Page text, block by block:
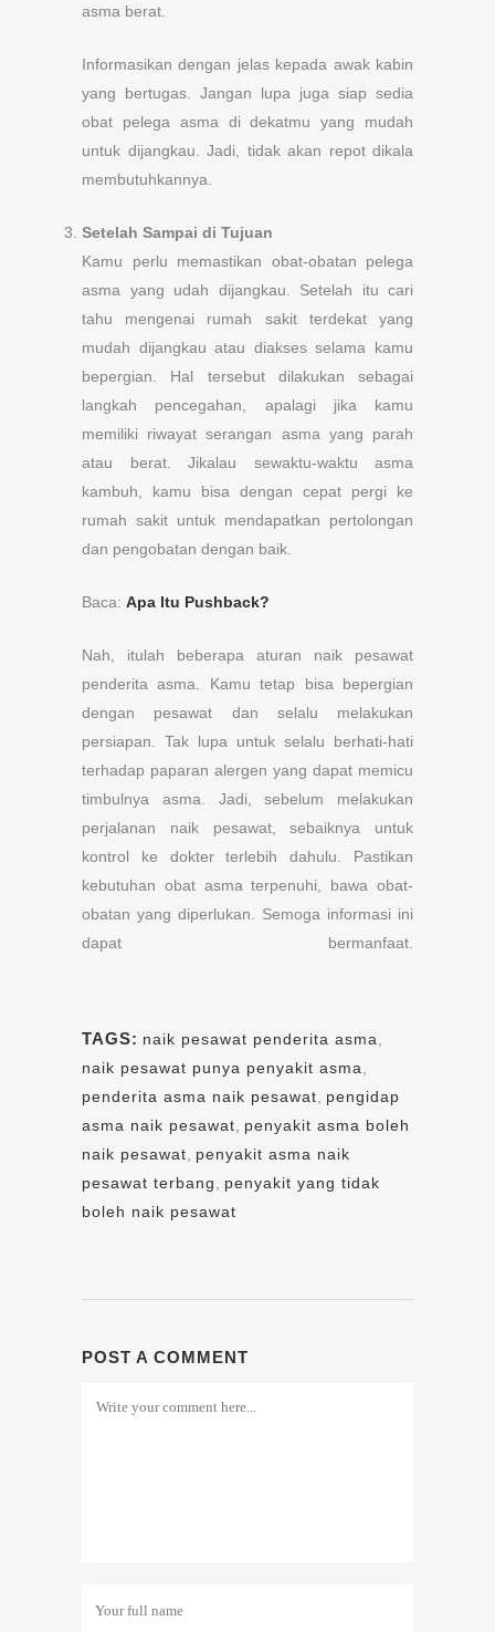
asma berat.
Informasikan dengan jelas kepada awak kabin
yang bertugas. Jangan lupa juga siap sedia
obat pelega asma di dekatmu yang mudah
untuk dijangkau. Jadi, tidak akan repot dikala
membutuhkannya.
Setelah Sampai di Tujuan
Kamu perlu memastikan obat-obatan pelega
asma yang udah dijangkau. Setelah itu cari
tahu mengenai rumah sakit terdekat yang
mudah dijangkau atau diakses selama kamu
bepergian. Hal tersebut dilakukan sebagai
langkah pencegahan, apalagi jika kamu
memiliki riwayat serangan asma yang parah
atau berat. Jikalau sewaktu-waktu asma
kambuh, kamu bisa dengan cepat pergi ke
rumah sakit untuk mendapatkan pertolongan
dan pengobatan dengan baik.
Baca: Apa Itu Pushback?
Nah, itulah beberapa aturan naik pesawat
penderita asma. Kamu tetap bisa bepergian
dengan pesawat dan selalu melakukan
persiapan. Tak lupa untuk selalu berhati-hati
terhadap paparan alergen yang dapat memicu
timbulnya asma. Jadi, sebelum melakukan
perjalanan naik pesawat, sebaiknya untuk
kontrol ke dokter terlebih dahulu. Pastikan
kebutuhan obat asma terpenuhi, bawa obat-
obatan yang diperlukan. Semoga informasi ini
dapat bermanfaat.
TAGS: naik pesawat penderita asma
naik pesawat punya penyakit asma
penderita asma naik pesawat
pengidap
asma naik pesawat
penyakit asma boleh
naik pesawat
penyakit asma naik
pesawat terbang
penyakit yang tidak
boleh naik pesawat
POST A COMMENT